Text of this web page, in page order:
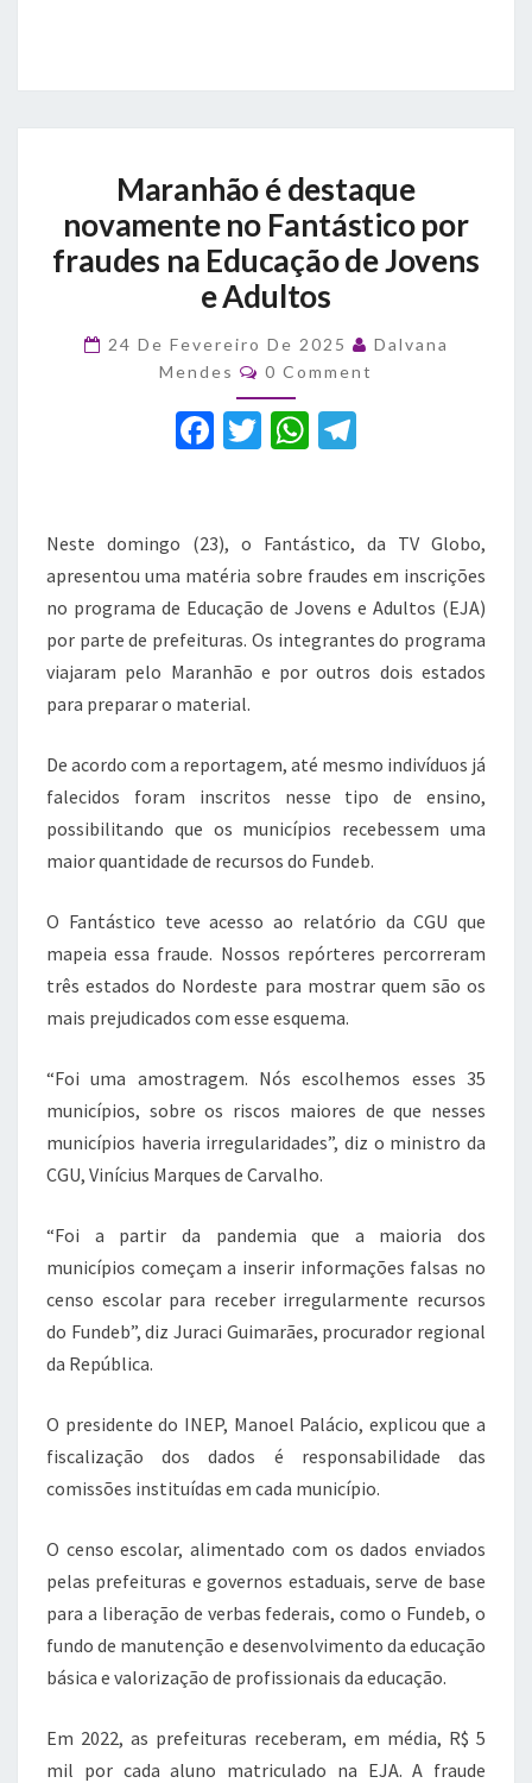
é
destaque
novamente
no
Fantástico
fraudes
na
Educação
de
Jovens
Maranhão é destaque
novamente no Fantástico por
fraudes na Educação de Jovens
e Adultos
24 De Fevereiro De 2025
Dalvana
Mendes
Comments
0 Comment
F
e
b
o
o
k
T
te
r
W
s
A
p
p
gr
a
m
Neste domingo (23), o Fantástico, da TV Globo,
apresentou uma matéria sobre fraudes em inscrições
no programa de Educação de Jovens e Adultos (EJA)
por parte de prefeituras. Os integrantes do programa
viajaram pelo Maranhão e por outros dois estados
para preparar o material.
De acordo com a reportagem, até mesmo indivíduos já
falecidos foram inscritos nesse tipo de ensino,
possibilitando que os municípios recebessem uma
maior quantidade de recursos do Fundeb.
O Fantástico teve acesso ao relatório da CGU que
mapeia essa fraude. Nossos repórteres percorreram
três estados do Nordeste para mostrar quem são os
mais prejudicados com esse esquema.
“Foi uma amostragem. Nós escolhemos esses 35
municípios, sobre os riscos maiores de que nesses
municípios haveria irregularidades”, diz o ministro da
CGU, Vinícius Marques de Carvalho.
“Foi a partir da pandemia que a maioria dos
municípios começam a inserir informações falsas no
censo escolar para receber irregularmente recursos
do Fundeb”, diz Juraci Guimarães, procurador regional
da República.
O presidente do INEP, Manoel Palácio, explicou que a
fiscalização dos dados é responsabilidade das
comissões instituídas em cada município.
O censo escolar, alimentado com os dados enviados
pelas prefeituras e governos estaduais, serve de base
para a liberação de verbas federais, como o Fundeb, o
fundo de manutenção e desenvolvimento da educação
básica e valorização de profissionais da educação.
Em 2022, as prefeituras receberam, em média, R$ 5
mil por cada aluno matriculado na EJA. A fraude